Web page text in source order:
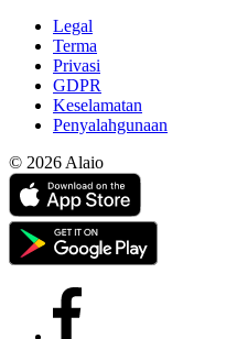
Legal
Terma
Privasi
GDPR
Keselamatan
Penyalahgunaan
© 2026 Alaio